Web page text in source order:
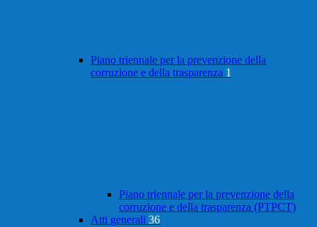
Piano triennale per la prevenzione della
corruzione e della trasparenza 1
Piano triennale per la prevenzione della
corruzione e della trasparenza (PTPCT)
Atti generali 36